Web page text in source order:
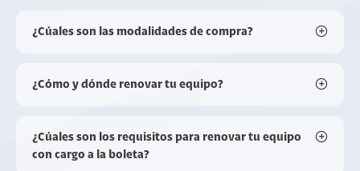
¿Cúales son las modalidades de compra?
¿Cómo y dónde renovar tu equipo?
¿Cúales son los requisitos para renovar tu equipo
con cargo a la boleta?